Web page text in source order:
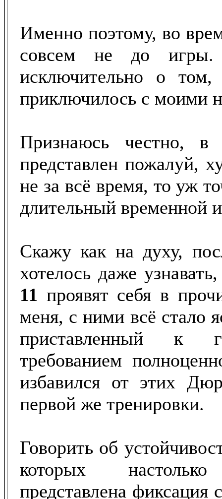
Именно поэтому, во
совсем не до
исключительно о
приключилось с моими
Признаюсь честно, в
представлен пожалуй,
не за всё время, то уж
длительный временной
Скажу как на духу,
хотелось даже
11 проявят себя в
меня, с ними всё стало
приставленный
требованием
избавился от этих
первой же тренировки.
Говорить об
которых настолько
представлена фиксация